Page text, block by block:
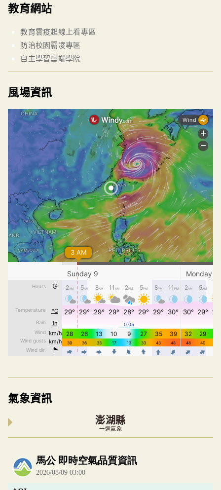
教育網站
教育雲疫起線上看專區
防治校園霸凌專區
自主學習雲端學院
風場資訊
氣象資訊
澎湖縣
一週氣象
內嵌空氣品質小工具為視覺預覽，完整即時空